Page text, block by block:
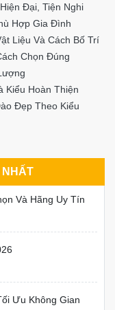
Đại, Tiện Nghi
Hợp Gia Đình
Liệu Và Cách Bố Trí
Chọn Đúng
Kiểu Hoàn Thiện
Đẹp Theo Kiểu
NHẤT
Và Hãng Uy Tín
Ưu Không Gian